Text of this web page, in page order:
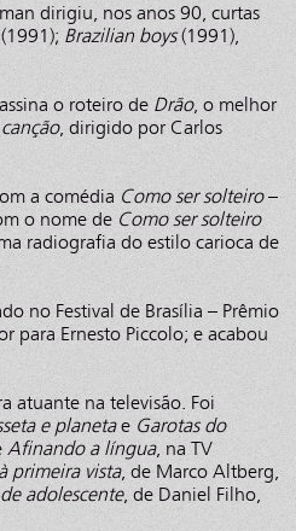
dirigiu, nos anos 90, curtas
Brazilian boys(1991),
o roteiro de Drão, o melhor
, dirigido por Carlos
a comédia Como ser solteiro–
o nome de Como ser solteiro
radiografia do estilo carioca de
no Festival de Brasília – Prêmio
para Ernesto Piccolo; e acabou
atuante na televisão. Foi
e planetae Garotas do
Afinando a língua, na TV
primeira vista, de Marco Altberg,
adolescente, de Daniel Filho,